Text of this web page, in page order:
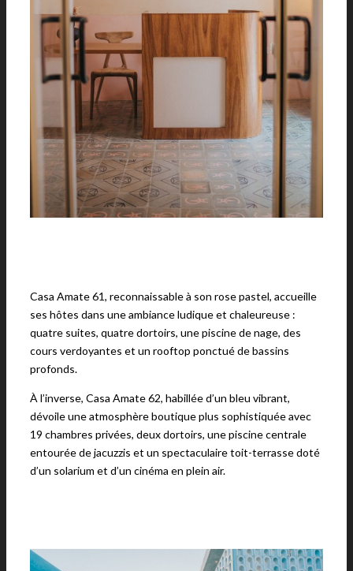
Casa Amate 61, reconnaissable à son rose pastel, accueille
ses hôtes dans une ambiance ludique et chaleureuse :
quatre suites, quatre dortoirs, une piscine de nage, des
cours verdoyantes et un rooftop ponctué de bassins
profonds.
À l’inverse, Casa Amate 62, habillée d’un bleu vibrant,
dévoile une atmosphère boutique plus sophistiquée avec
19 chambres privées, deux dortoirs, une piscine centrale
entourée de jacuzzis et un spectaculaire toit-terrasse doté
d’un solarium et d’un cinéma en plein air.